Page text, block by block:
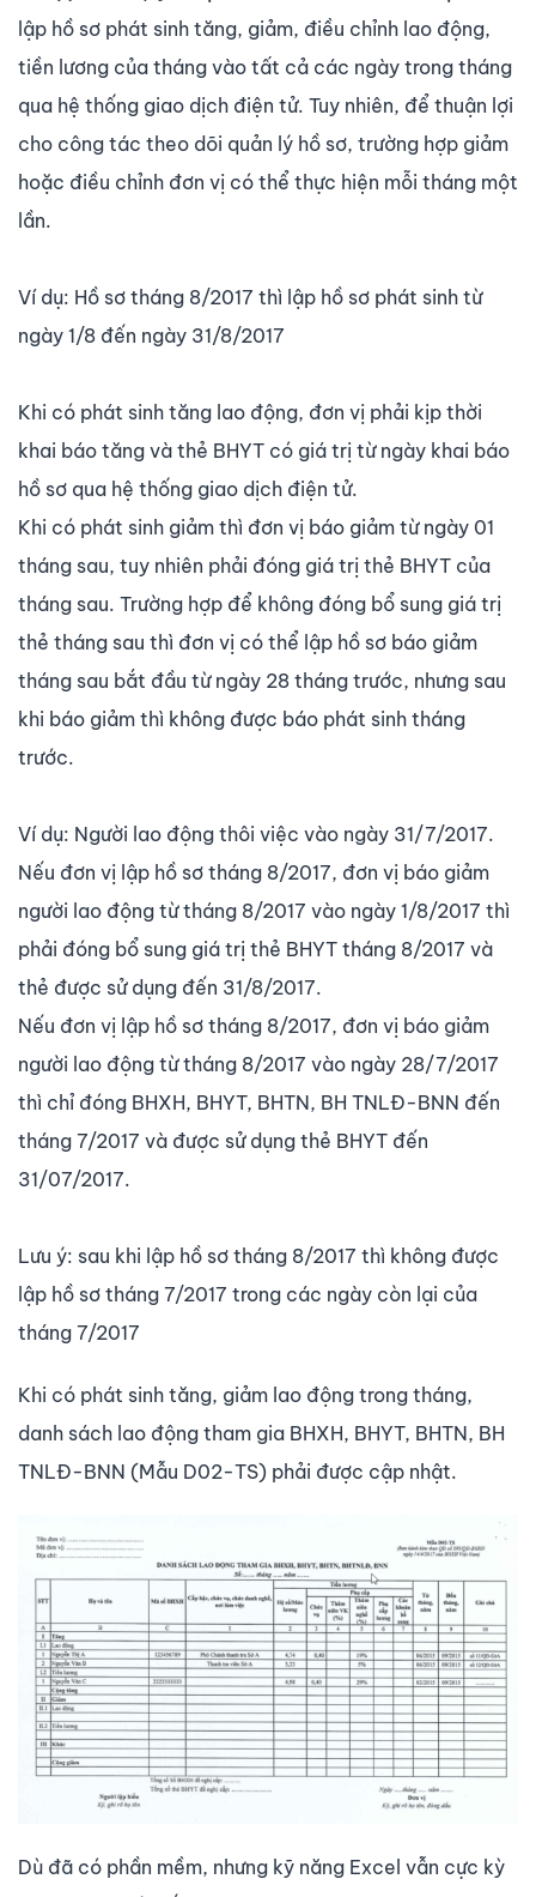
lập hồ sơ phát sinh tăng, giảm, điều chỉnh lao động,
tiền lương của tháng vào tất cả các ngày trong tháng
qua hệ thống giao dịch điện tử. Tuy nhiên, để thuận lợi
cho công tác theo dõi quản lý hồ sơ, trường hợp giảm
hoặc điều chỉnh đơn vị có thể thực hiện mỗi tháng một
lần.
Ví dụ: Hồ sơ tháng 8/2017 thì lập hồ sơ phát sinh từ
ngày 1/8 đến ngày 31/8/2017
Khi có phát sinh tăng lao động, đơn vị phải kịp thời
khai báo tăng và thẻ BHYT có giá trị từ ngày khai báo
hồ sơ qua hệ thống giao dịch điện tử.
Khi có phát sinh giảm thì đơn vị báo giảm từ ngày 01
tháng sau, tuy nhiên phải đóng giá trị thẻ BHYT của
tháng sau. Trường hợp để không đóng bổ sung giá trị
thẻ tháng sau thì đơn vị có thể lập hồ sơ báo giảm
tháng sau bắt đầu từ ngày 28 tháng trước, nhưng sau
khi báo giảm thì không được báo phát sinh tháng
trước.
Ví dụ: Người lao động thôi việc vào ngày 31/7/2017.
Nếu đơn vị lập hồ sơ tháng 8/2017, đơn vị báo giảm
người lao động từ tháng 8/2017 vào ngày 1/8/2017 thì
phải đóng bổ sung giá trị thẻ BHYT tháng 8/2017 và
thẻ được sử dụng đến 31/8/2017.
Nếu đơn vị lập hồ sơ tháng 8/2017, đơn vị báo giảm
người lao động từ tháng 8/2017 vào ngày 28/7/2017
thì chỉ đóng BHXH, BHYT, BHTN, BH TNLĐ-BNN đến
tháng 7/2017 và được sử dụng thẻ BHYT đến
31/07/2017.
Lưu ý: sau khi lập hồ sơ tháng 8/2017 thì không được
lập hồ sơ tháng 7/2017 trong các ngày còn lại của
tháng 7/2017
Khi có phát sinh tăng, giảm lao động trong tháng,
danh sách lao động tham gia BHXH, BHYT, BHTN, BH
TNLĐ-BNN (Mẫu D02-TS) phải được cập nhật.
Dù đã có phần mềm, nhưng kỹ năng Excel vẫn cực kỳ